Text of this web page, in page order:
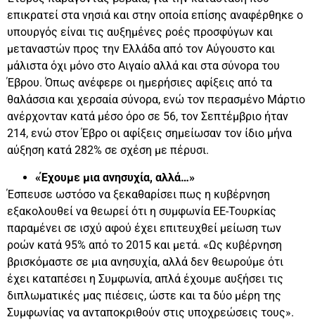
επικρατεί στα νησιά και στην οποία επίσης αναφέρθηκε ο
υπουργός είναι τις αυξημένες ροές προσφύγων και
μεταναστών προς την Ελλάδα από τον Αύγουστο και
μάλιστα όχι μόνο στο Αιγαίο αλλά και στα σύνορα του
Έβρου. Όπως ανέφερε οι ημερήσιες αφίξεις από τα
θαλάσσια και χερσαία σύνορα, ενώ τον περασμένο Μάρτιο
ανέρχονταν κατά μέσο όρο σε 56, τον Σεπτέμβριο ήταν
214, ενώ στον Έβρο οι αφίξεις σημείωσαν τον ίδιο μήνα
αύξηση κατά 282% σε σχέση με πέρυσι.
«Έχουμε μια ανησυχία, αλλά…»
Έσπευσε ωστόσο να ξεκαθαρίσει πως η κυβέρνηση
εξακολουθεί να θεωρεί ότι η συμφωνία ΕΕ-Τουρκίας
παραμένει σε ισχύ αφού έχει επιτευχθεί μείωση των
ροών κατά 95% από το 2015 και μετά. «Ως κυβέρνηση
βρισκόμαστε σε μια ανησυχία, αλλά δεν θεωρούμε ότι
έχει καταπέσει η Συμφωνία, απλά έχουμε αυξήσει τις
διπλωματικές μας πιέσεις, ώστε και τα δύο μέρη της
Συμφωνίας να ανταποκριθούν στις υποχρεώσεις τους».